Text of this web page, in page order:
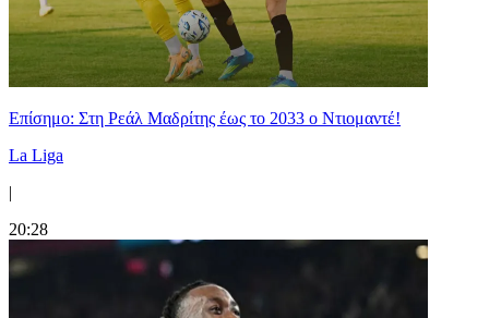
Επίσημο: Στη Ρεάλ Μαδρίτης έως το 2033 ο Ντιομαντέ!
La Liga
|
20:28